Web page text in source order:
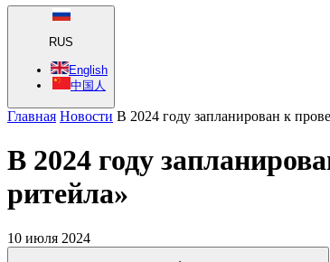
RUS
English
中国人
Главная Новости В 2024 году запланирован к
В 2024 году
ритейла»
10 июля 2024